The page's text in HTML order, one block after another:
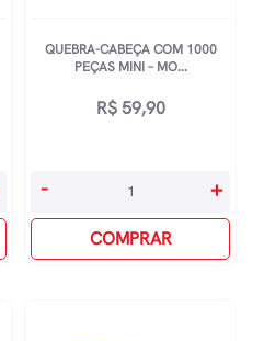
QUEBRA-CABEÇA COM 1000
PEÇAS MINI – MO...
R$59,90
Quebra-
1000
- +
COMPRAR